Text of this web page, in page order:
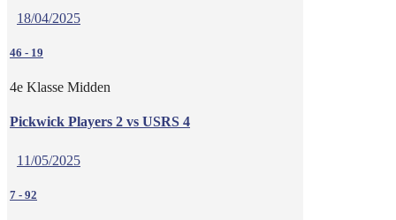
18/04/2025
46 - 19
4e Klasse Midden
Pickwick Players 2 vs USRS 4
11/05/2025
7 - 92